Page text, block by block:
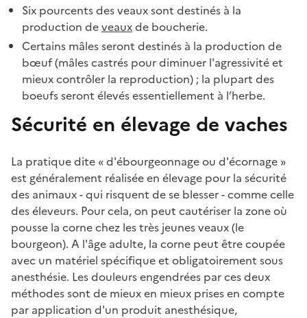
Six pourcents des veaux sont destinés à la
production deveauxde boucherie.
Certains mâles seront destinés à la production de
bœuf (mâles castrés pour diminuer l'agressivité et
mieux contrôler la reproduction) ; la plupart des
boeufs seront élevés essentiellement à l’herbe.
Sécurité en élevage de vaches
La pratique dite « d'ébourgeonnage ou d'écornage »
est généralement réalisée en élevage pour la sécurité
des animaux - qui risquent de se blesser - comme celle
des éleveurs. Pour cela, on peut cautériser la zone où
pousse la corne chez les très jeunes veaux (le
bourgeon). A l'âge adulte, la corne peut être coupée
avec un matériel spécifique et obligatoirement sous
anesthésie. Les douleurs engendrées par ces deux
méthodes sont de mieux en mieux prises en compte
par application d'un produit anesthésique,